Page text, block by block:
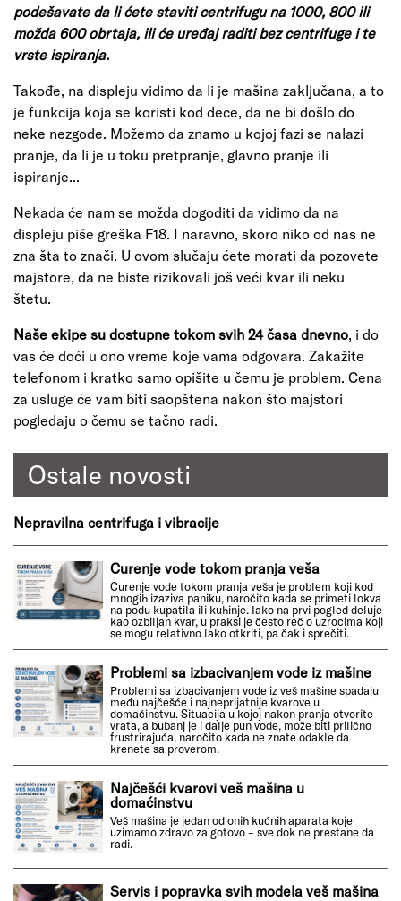
podešavate da li ćete staviti centrifugu na 1000, 800 ili
možda 600 obrtaja, ili će uređaj raditi bez centrifuge i te
vrste ispiranja.
Takođe, na displeju vidimo da li je mašina zaključana, a to
je funkcija koja se koristi kod dece, da ne bi došlo do
neke nezgode. Možemo da znamo u kojoj fazi se nalazi
pranje, da li je u toku pretpranje, glavno pranje ili
ispiranje...
Nekada će nam se možda dogoditi da vidimo da na
displeju piše greška F18. I naravno, skoro niko od nas ne
zna šta to znači. U ovom slučaju ćete morati da pozovete
majstore, da ne biste rizikovali još veći kvar ili neku
štetu.
Naše ekipe su dostupne tokom svih 24 časa dnevno, i do
vas će doći u ono vreme koje vama odgovara. Zakažite
telefonom i kratko samo opišite u čemu je problem. Cena
za usluge će vam biti saopštena nakon što majstori
pogledaju o čemu se tačno radi.
Ostale novosti
Nepravilna centrifuga i vibracije
Curenje vode tokom pranja veša
Curenje vode tokom pranja veša je problem koji kod
mnogih izaziva paniku, naročito kada se primeti lokva
na podu kupatila ili kuhinje. Iako na prvi pogled deluje
kao ozbiljan kvar, u praksi je često reč o uzrocima koji
se mogu relativno lako otkriti, pa čak i sprečiti.
Problemi sa izbacivanjem vode iz mašine
Problemi sa izbacivanjem vode iz veš mašine spadaju
među najčešće i najneprijatnije kvarove u
domaćinstvu. Situacija u kojoj nakon pranja otvorite
vrata, a bubanj je i dalje pun vode, može biti prilično
frustrirajuća, naročito kada ne znate odakle da
krenete sa proverom.
Najčešći kvarovi veš mašina u
domaćinstvu
Veš mašina je jedan od onih kućnih aparata koje
uzimamo zdravo za gotovo – sve dok ne prestane da
radi.
Servis i popravka svih modela veš mašina